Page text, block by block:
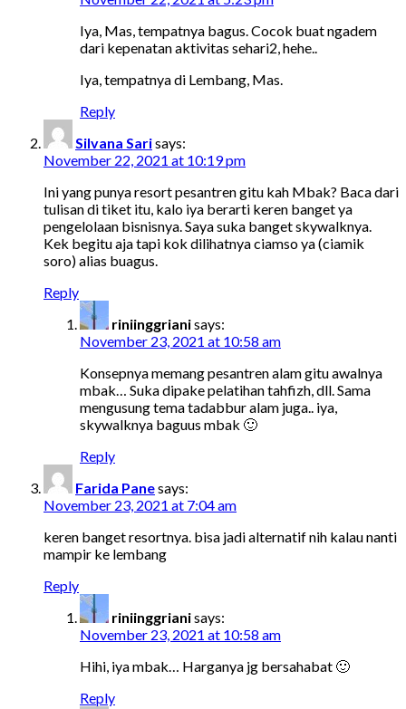
Iya, Mas, tempatnya bagus. Cocok buat ngadem
dari kepenatan aktivitas sehari2, hehe..
Iya, tempatnya di Lembang, Mas.
Reply
Silvana Sarisays:
November 22, 2021 at 10:19 pm
Ini yang punya resort pesantren gitu kah Mbak? Baca dari
tulisan di tiket itu, kalo iya berarti keren banget ya
pengelolaan bisnisnya. Saya suka banget skywalknya.
Kek begitu aja tapi kok dilihatnya ciamso ya (ciamik
soro) alias buagus.
Reply
riniinggrianisays:
November 23, 2021 at 10:58 am
Konsepnya memang pesantren alam gitu awalnya
mbak… Suka dipake pelatihan tahfizh, dll. Sama
mengusung tema tadabbur alam juga.. iya,
skywalknya baguus mbak 🙂
Reply
Farida Panesays:
November 23, 2021 at 7:04 am
keren banget resortnya. bisa jadi alternatif nih kalau nanti
mampir ke lembang
Reply
riniinggrianisays:
November 23, 2021 at 10:58 am
Hihi, iya mbak… Harganya jg bersahabat 🙂
Reply